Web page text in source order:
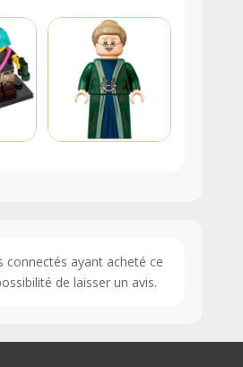
connectés ayant acheté ce
de laisser un avis.